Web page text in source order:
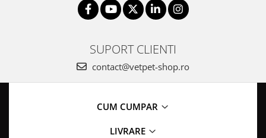
SUPORT CLIENTI
contact@vetpet-shop.ro
CUM CUMPAR
LIVRARE